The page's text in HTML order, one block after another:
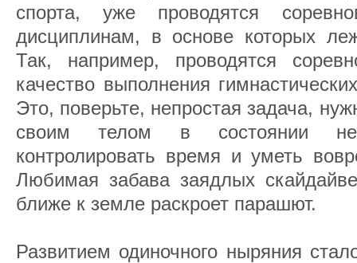
спорта, уже проводятся
дисциплинам, в основе которых
Так, например, проводятся
качество выполнения
Это, поверьте, непростая задача,
своим телом в состоянии
контролировать время и уметь
Любимая забава заядлых
ближе к земле раскроет парашют.
Развитием одиночного ныряния